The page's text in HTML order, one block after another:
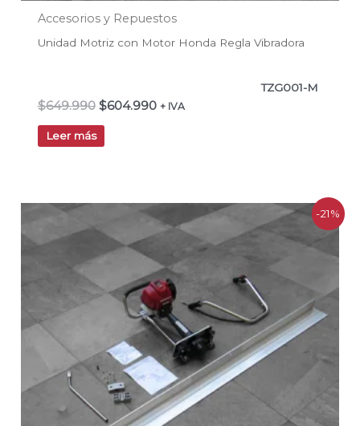
Accesorios y Repuestos
Unidad Motriz con Motor Honda Regla Vibradora
TZG001-M
$649.990 $604.990 + IVA
Leer más
-21%
precio
original
era:
El
precio
actual
es:
$624.750.